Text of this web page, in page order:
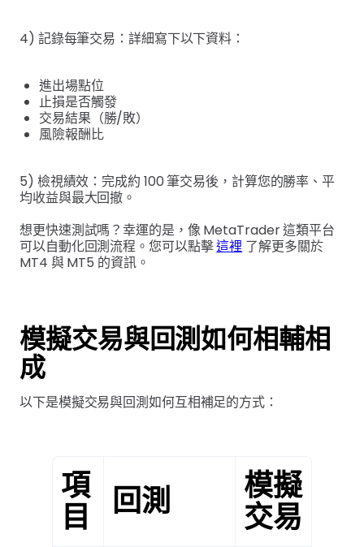
4) 記錄每筆交易：詳細寫下以下資料：
進出場點位
止損是否觸發
交易結果（勝/敗）
風險報酬比
5) 檢視績效：完成約 100 筆交易後，計算您的勝率、平
均收益與最大回撤。
想更快速測試嗎？幸運的是，像 MetaTrader 這類平台
可以自動化回測流程。您可以點擊這裡 了解更多關於
MT4 與 MT5 的資訊。
模擬交易與回測如何相輔相
成
以下是模擬交易與回測如何互相補足的方式：
項
目 回測 模擬
交易